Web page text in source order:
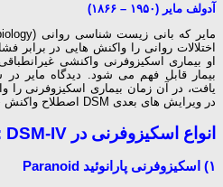
آدولف مایر (۱۹۵۰ – ۱۸۶۶)
اختلالات روانی را واکنش هایی در برابر
او بیماری اسکیزوفرنی واکنشی
یافت، در آن زمان بیماری اسکیزوفرنی را
در ویرایش های بعدی DSM اصطلاح واکنش حذف شد.
انواع اسکیزوفرنی در DSM-IV :
۱) اسکیزوفرنی پارانوئید Paranoid